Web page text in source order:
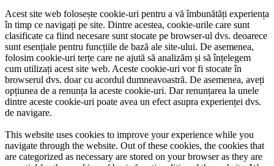
Acest site web folosește cookie-uri pentru a vă îmbunătăți experiența
în timp ce navigați pe site. Dintre acestea, cookie-urile care sunt
clasificate ca fiind necesare sunt stocate pe browser-ul dvs. deoarece
sunt esențiale pentru funcțiile de bază ale site-ului. De asemenea,
folosim cookie-uri terțe care ne ajută să analizăm și să înțelegem
cum utilizați acest site web. Aceste cookie-uri vor fi stocate în
browserul dvs. doar cu acordul dumneavoastră. De asemenea, aveți
opțiunea de a renunța la aceste cookie-uri. Dar renunțarea la unele
dintre aceste cookie-uri poate avea un efect asupra experienței dvs.
de navigare.
This website uses cookies to improve your experience while you
navigate through the website. Out of these cookies, the cookies that
are categorized as necessary are stored on your browser as they are